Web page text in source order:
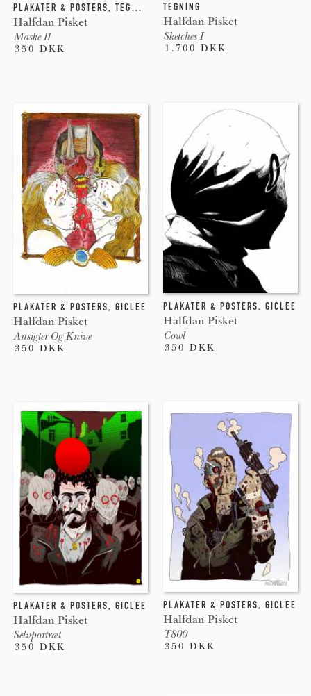
PLAKATER & POSTERS, TEGNING GICLEE
Halfdan Pisket
Maske II
350 DKK
TEGNING
Halfdan Pisket
Sketches I
1.700 DKK
PLAKATER & POSTERS, GICLEE
Halfdan Pisket
Cowl
350 DKK
PLAKATER & POSTERS, GICLEE
Halfdan Pisket
Ansigter Og Knive
350 DKK
PLAKATER & POSTERS, GICLEE
Halfdan Pisket
T800
350 DKK
PLAKATER & POSTERS, GICLEE
Halfdan Pisket
Selvportræt
350 DKK